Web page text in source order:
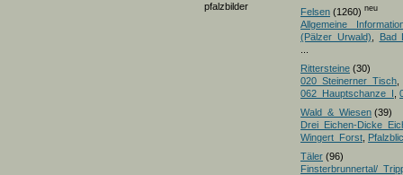
pfalzbilder
Felsen (1260) neu
Allgemeine
(Pälzer Urwald)
Bad
Rittersteine (30)
020_Steinerner_Tisch
062_Hauptschanze_I
Wald_&_Wiesen (39)
Drei_Eichen-
Wingert_Forst
Täler (96)
Finsterbrunnertal/